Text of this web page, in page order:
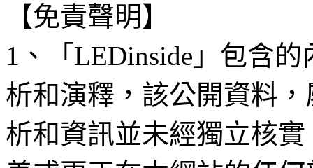
【免責聲明】
1、「LEDinside」包含
析和演釋，該公開資料
析和資訊並未經獨立核